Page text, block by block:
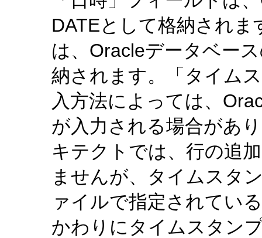
DATEとして格納され
は、Oracleデータベー
納されます。「タイム
入方法によっては、
が入力される場合があ
キテクトでは、行の追
ませんが、タイムスタ
ァイルで指定されてい
かわりにタイムスタン